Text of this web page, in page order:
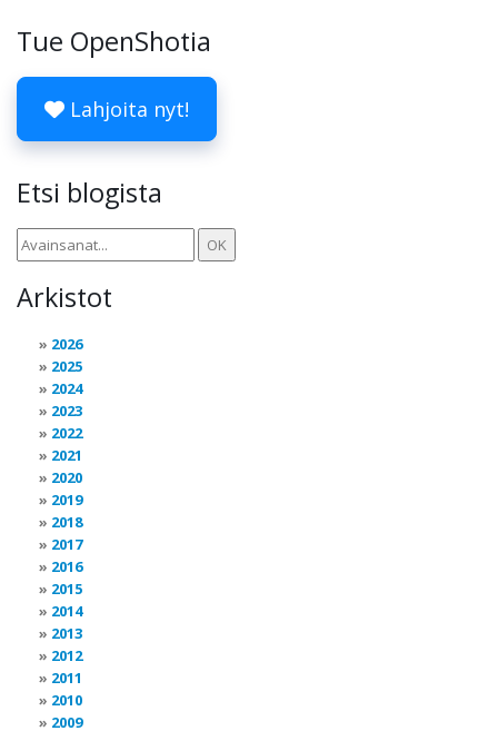
Tue OpenShotia
Lahjoita nyt!
Etsi blogista
Arkistot
2026
2025
2024
2023
2022
2021
2020
2019
2018
2017
2016
2015
2014
2013
2012
2011
2010
2009